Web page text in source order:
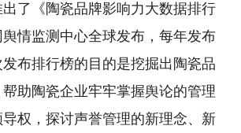
了《陶瓷品牌影响力大数据排行
情监测中心全球发布，每年发布
布排行榜的目的是挖掘出陶瓷品
助陶瓷企业牢牢掌握舆论的管理
权，探讨声誉管理的新理念、新